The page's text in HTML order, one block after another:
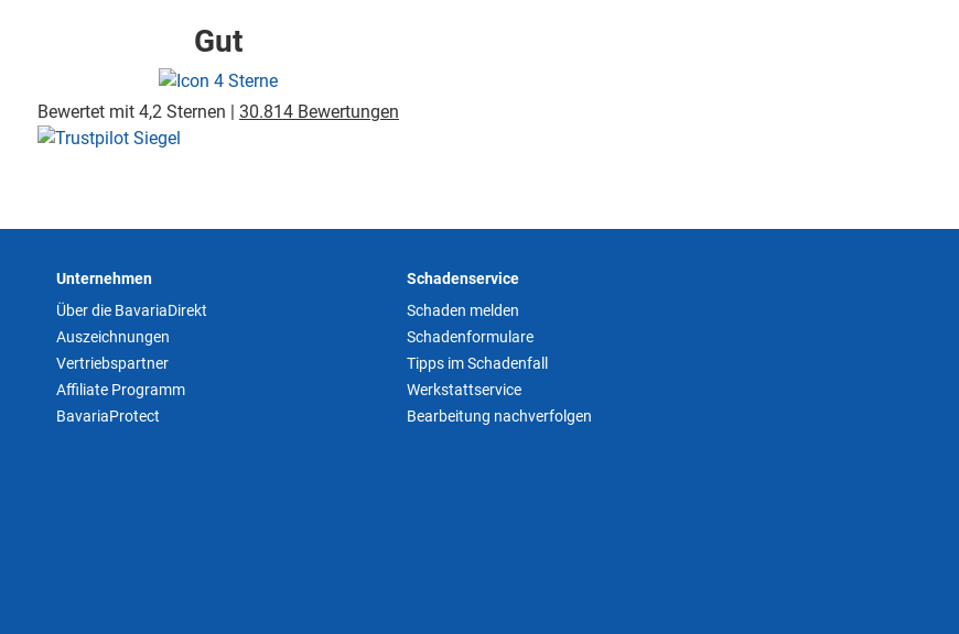
Gut
Bewertet mit 4,2 Sternen | 30.814 Bewertungen
Unternehmen
Über die BavariaDirekt
Auszeichnungen
Vertriebspartner
Affiliate Programm
BavariaProtect
Schadenservice
Schaden melden
Schadenformulare
Tipps im Schadenfall
Werkstattservice
Bearbeitung nachverfolgen